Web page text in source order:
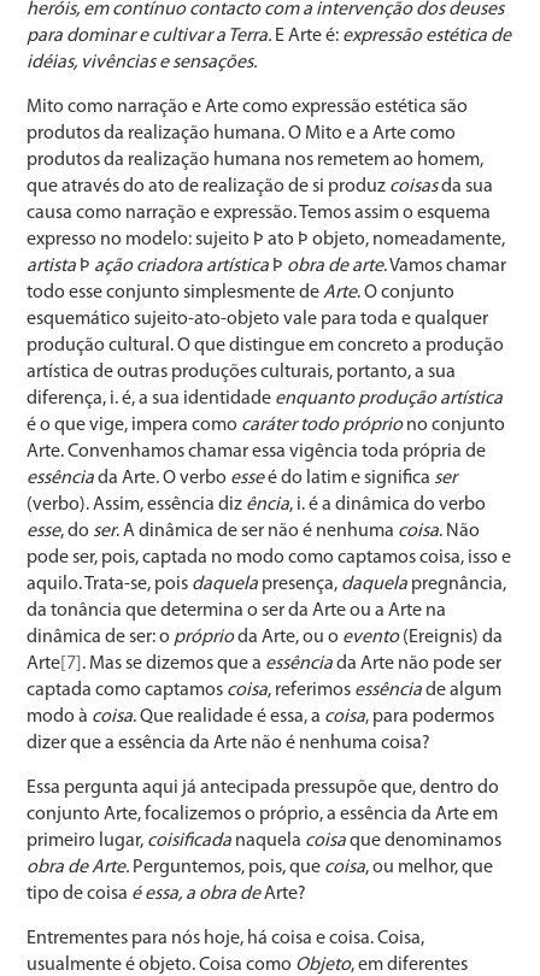
heróis, em contínuo contacto com a intervenção dos deuses
para dominar e cultivar a Terra. E Arte é: expressão estética de
idéias, vivências e sensações.
Mito como narração e Arte como expressão estética são
produtos da realização humana. O Mito e a Arte como
produtos da realização humana nos remetem ao homem,
que através do ato de realização de si produz coisasda sua
causa como narração e expressão. Temos assim o esquema
expresso no modelo: sujeito Þ ato Þ objeto, nomeadamente,
artista Þ ação criadora artística Þ obra de arte. Vamos chamar
todo esse conjunto simplesmente deArte. O conjunto
esquemático sujeito-ato-objeto vale para toda e qualquer
produção cultural. O que distingue em concreto a produção
artística de outras produções culturais, portanto, a sua
diferença, i. é, a sua identidade enquanto produção artística
é o que vige, impera como caráter todo própriono conjunto
Arte. Convenhamos chamar essa vigência toda própria de
essênciada Arte. O verbo esseé do latim e significa ser
(verbo). Assim, essência diz ência, i. é a dinâmica do verbo
esse, do ser. A dinâmica de ser não é nenhuma coisa. Não
pode ser, pois, captada no modo como captamos coisa, isso e
aquilo. Trata-se, pois daquela presença, daquela pregnância,
da tonância que determina o ser da Arte ou a Arte na
dinâmica de ser: o próprioda Arte, ou o evento(Ereignis) da
Arte [7] . Mas se dizemos que a essênciada Arte não pode ser
captada como captamos coisa, referimos essênciade algum
modo à coisa. Que realidade é essa, a coisa, para podermos
dizer que a essência da Arte não é nenhuma coisa?
Essa pergunta aqui já antecipada pressupõe que, dentro do
conjunto Arte, focalizemos o próprio, a essência da Arte em
primeiro lugar, coisificada naquela coisaque denominamos
obra de Arte. Perguntemos, pois, que coisa, ou melhor, que
tipo de coisa é essa, a obra deArte?
Entrementes para nós hoje, há coisa e coisa. Coisa,
usualmente é objeto. Coisa como Objeto, em diferentes